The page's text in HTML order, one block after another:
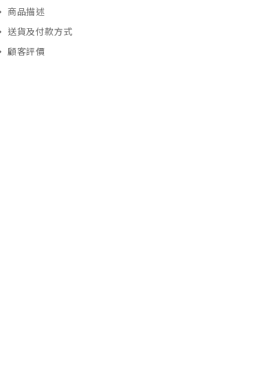
商品描述
送貨及付款方式
顧客評價